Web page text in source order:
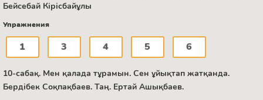
Бейсебай Кірісбайұлы
Упражнения
1 3 4 5 6
10-сабақ. Мен қалада тұрамын. Сен ұйықтап жатқанда.
Бердібек Соқпақбаев. Таң. Ертай Ашықбаев.